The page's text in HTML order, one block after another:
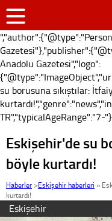
Anadolu Gazetesi","logo":
su borusuna sıkıştılar:
TR","typicalAgeRange":"7-"}
Eskişehir'de su
böyle kurtardı!
Haberler >Eskişehir haberleri »
kurtardı!
Eskişehir